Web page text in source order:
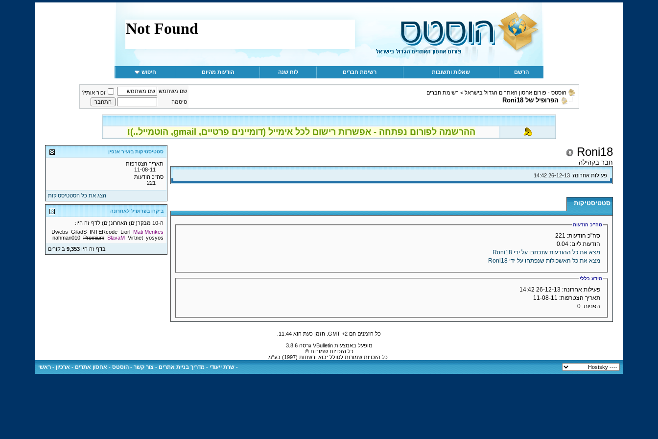
הרשם שאלות ותשובות רשימת חברים לוח שנה הודעות מהיום חיפוש
הוסטס - פורום אחסון האתרים הגדול בישראל > רשימת חברים
הפרופיל של Roni18
שם משתמש
זכור אותי?
סיסמה
ההרשמה לפורום נפתחה - אפשרות רישום לכל אימייל (דומיינים פרטיים, gmail, הוטמייל..)!
Roni18
חבר בקהילה
פעילות אחרונה: 14:42
סטטיסטיקות
סה"כ הודעות
סה"כ הודעות:
הודעות ליום:
מצא את כל ההודעות שנכתבו על ידי Roni18
מצא את כל האשכולות שנפתחו על ידי Roni18
מידע כללי
פעילות אחרונה:
14:42
תאריך הצטרפות:
הפניות:
סטטיסטיקות בזעיר אנפין
תאריך הצטרפות
11-08-11
סה"כ הודעות
221
הצג את כל הסטטיסטיקות
ביקרו בפרופיל לאחרונה
ה-10 מבקר(ים) האחרונ(ים) לדף זה היו:
Dwebs GiladS INTERcode Liorl Mati Menkes
nahman010 Premium SlavaM Virtnet yosyos
בדף זה היו9,353 ביקורים
כל הזמנים הם GMT +2. הזמן כעת הוא 11:44
.
מופעל באמצעות VBulletin גרסה 3.8.6
כל הזכויות שמורות ©
כל הזכויות שמורות לסולל יבוא ורשתות (1997) בע"מ
- שרת ייעודי - מדריך בניית אתרים - צור קשר - הוסטס - אחסון אתרים - ארכיון - ראשי